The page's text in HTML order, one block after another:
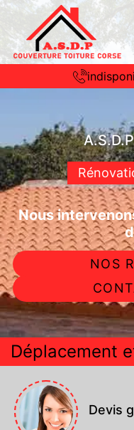
Nous
NOS
Déplacement
Devis